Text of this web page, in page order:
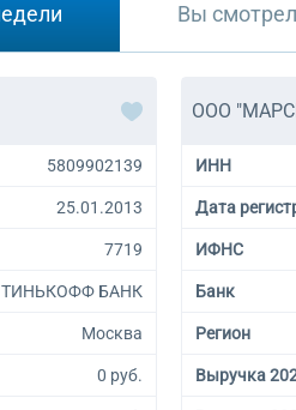
Вы
5809902139
25.01.2013
7719
ТИНЬКОФФ БАНК
Москва
0 руб.
ООО
ИНН
Дата
ИФНС
Банк
Регион
Выручка